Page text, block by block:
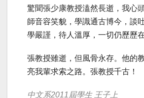
驚聞張少康教授溘然長逝，我心
師音容笑貌，學識通古博今，談
學嚴謹，待人溫厚，一切仍歷歷在
張教授雖逝，但風骨永存。他的
亮我輩求索之路。張教授千古！
中文系2011屆學生 王子上